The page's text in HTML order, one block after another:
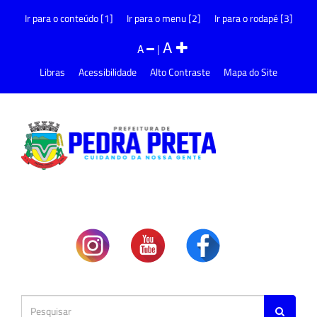
Ir para o conteúdo [1] Ir para o menu [2] Ir para o rodapé [3]
A |A
Libras Acessibilidade Alto Contraste Mapa do Site